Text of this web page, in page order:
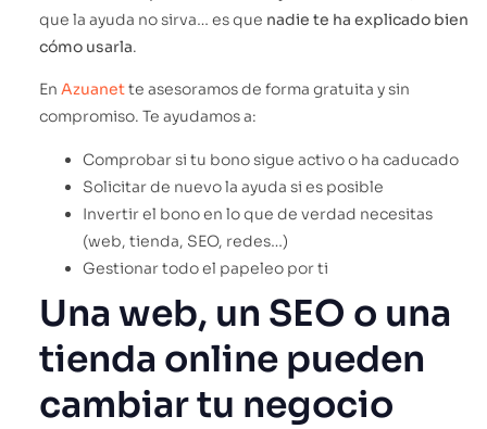
que la ayuda no sirva… es que nadie te ha explicado bien
cómo usarla.
En Azuanette asesoramos de forma gratuita y sin
compromiso. Te ayudamos a:
Comprobar si tu bono sigue activo o ha caducado
Solicitar de nuevo la ayuda si es posible
Invertir el bono en lo que de verdad necesitas
(web, tienda, SEO, redes…)
Gestionar todo el papeleo por ti
Una web, un SEO o una
tienda online pueden
cambiar tu negocio